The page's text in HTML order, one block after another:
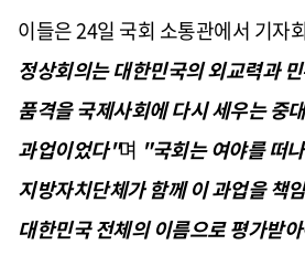
이들은 24일 국회 소통관에서 기자
정상회의는 대한민국의 외교력과
품격을 국제사회에 다시 세우는 중
과업이었다"며 "국회는 여야를 떠
지방자치단체가 함께 이 과업을 책
대한민국 전체의 이름으로 평가받